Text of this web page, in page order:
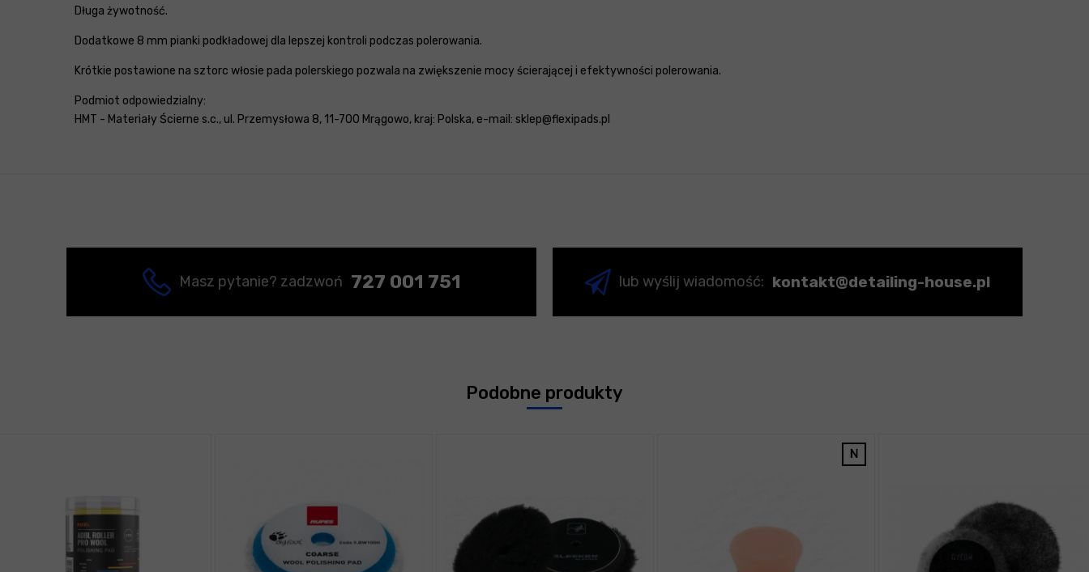
Długa żywotność.
Dodatkowe 8 mm pianki podkładowej dla lepszej kontroli podczas polerowania.
Krótkie postawione na sztorc włosie pada polerskiego pozwala na zwiększenie mocy ścierającej i efektywności polerowania.
Podmiot odpowiedzialny:
HMT - Materiały Ścierne s.c., ul. Przemysłowa 8, 11-700 Mrągowo, kraj: Polska, e-mail: sklep@flexipads.pl
Masz pytanie? zadzwoń 727 001 751 lub wyślij wiadomość: kontakt@detailing-house.pl
Podobne produkty